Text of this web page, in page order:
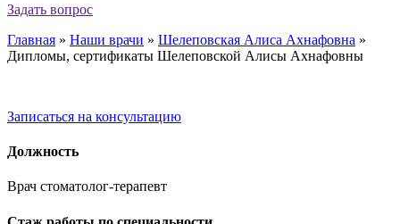
Задать вопрос
Главная » Наши врачи » Шелеповская Алиса Ахнафовна »
Дипломы, сертификаты Шелеповской Алисы Ахнафовны
Записаться на консультацию
Должность
Врач стоматолог-терапевт